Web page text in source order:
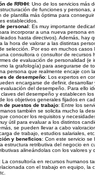
de RRHH: Uno de los servicios más
de funciones y personas,
de plantilla más óptima para
establecidos.
personal: Es muy importante
incorporar a una nueva persona
hasta directivos). Además, hay
la hora de valorar a las distintas
selección. Por eso en muchos casos
consultora o consultor de recursos
de evaluación de personalidad (e
la grafología) para asegurarse de
persona que realmente encaje con la
de desempeño: Los expertos en
encargarse de definir, desarrollar
del desempeño. Para ello
del desempeño y establecen
los objetivos generales fijados en
de puestos de trabajo: Entre los
también se solicita mucho la
conocer los requisitos y
útil para evaluar a los distintos
se pueden llevar a cabo
de trabajo, estudios salariales, etc.
y beneficios: Con este servicio se
estructura retributiva del negocio en
alineándolas con los valores y
La consultoría en recursos humanos
con el trabajo en equipo, la